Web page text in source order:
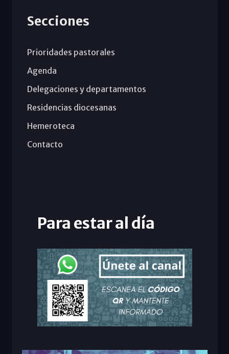
Secciones
Prioridades pastorales
Agenda
Delegaciones y departamentos
Residencias diocesanas
Hemeroteca
Contacto
Para estar al día